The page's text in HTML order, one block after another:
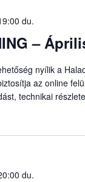
–
du.
nyílik a
az online
technikai
du.